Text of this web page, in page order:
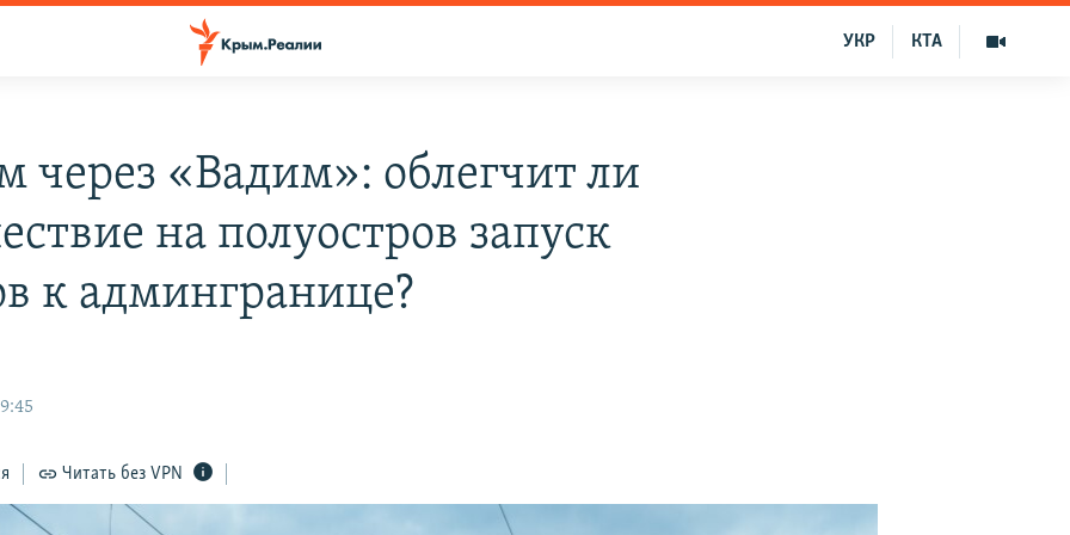
КТА
УКР
через «Вадим»: облегчит ли
на полуостров запуск
к админгранице?
Читать без VPN